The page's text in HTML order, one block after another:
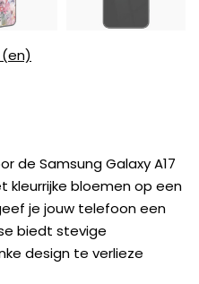
de Samsung Galaxy A17
kleurrijke bloemen op een
je jouw telefoon een
biedt stevige
design te verlieze